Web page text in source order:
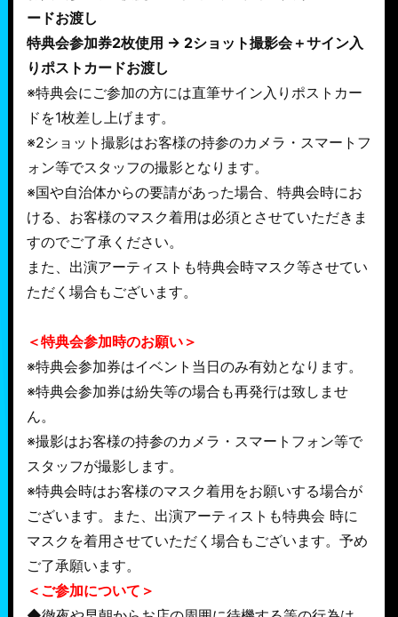
ードお渡し
特典会参加券2枚使用 → 2ショット撮影会＋サイン入
りポストカードお渡し
※特典会にご参加の方には直筆サイン入りポストカー
ドを1枚差し上げます。
※2ショット撮影はお客様の持参のカメラ・スマートフ
ォン等でスタッフの撮影となります。
※国や自治体からの要請があった場合、特典会時にお
ける、お客様のマスク着用は必須とさせていただきま
すのでご了承ください。
また、出演アーティストも特典会時マスク等させてい
ただく場合もございます。
＜特典会参加時のお願い＞
※特典会参加券はイベント当日のみ有効となります。
※特典会参加券は紛失等の場合も再発行は致しませ
ん。
※撮影はお客様の持参のカメラ・スマートフォン等で
スタッフが撮影します。
※特典会時はお客様のマスク着用をお願いする場合が
ございます。また、出演アーティストも特典会 時に
マスクを着用させていただく場合もございます。予め
ご了承願います。
＜ご参加について＞